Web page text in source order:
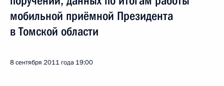
мобильной приёмной Президента
в Томской области
8 сентября 2011 года 19:00